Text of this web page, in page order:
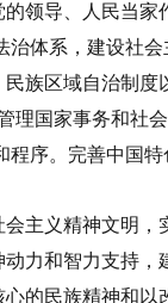
领导、人民当
治体系，建设社
族区域自治制
理国家事务和社
程序。完善中国
主义精神文明
力和智力支持
的民族精神和